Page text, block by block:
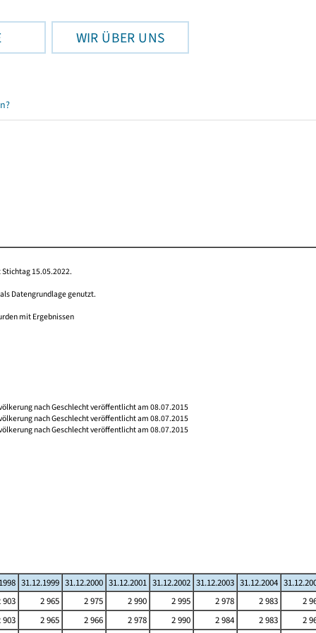
WIR ÜBER UNS
15.05.2022.
Datengrundlage genutzt.
mit Ergebnissen
nach Geschlecht veröffentlicht am 08.07.2015
nach Geschlecht veröffentlicht am 08.07.2015
nach Geschlecht veröffentlicht am 08.07.2015
31.12.1999 31.12.2000 31.12.2001 31.12.2002 31.12.2003 31.12.2004
903
2 965 2 975 2 990 2 995 2 978 2 983
2
903
2 965 2 966 2 978 2 990 2 984 2 983
2